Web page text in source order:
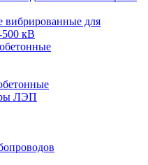
вибрированные для
кВ
ЛЭП